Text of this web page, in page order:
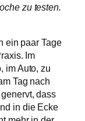
zu testen.
ein paar Tage
Im
im Auto, zu
Tag nach
dass
in die Ecke